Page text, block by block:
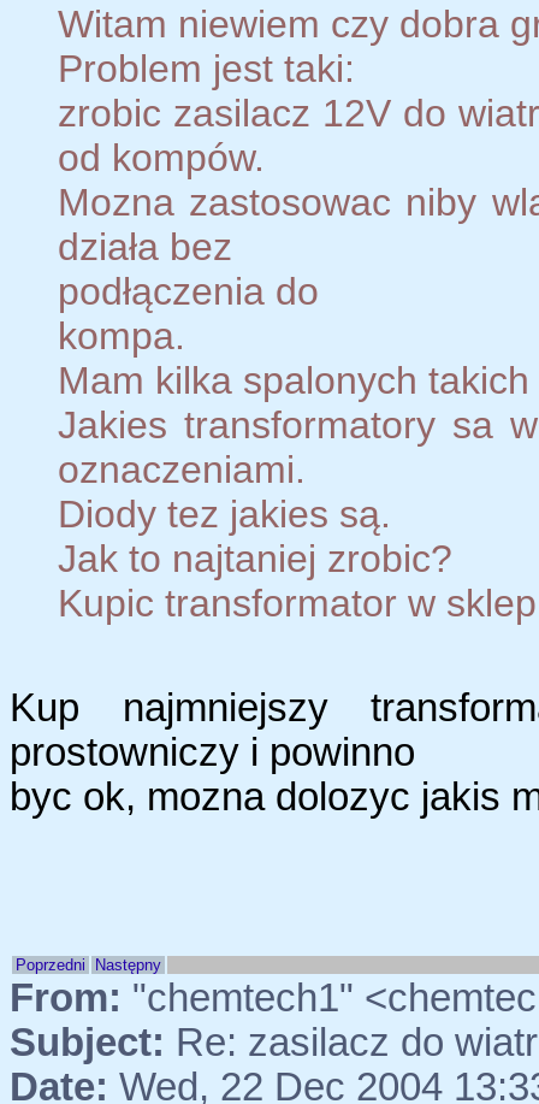
Witam niewiem czy dobra
Problem jest taki:
zrobic zasilacz 12V do
od kompów.
Mozna zastosowac niby
działa bez
podłączenia do
kompa.
Mam kilka spalonych
Jakies transformatory sa
oznaczeniami.
Diody tez jakies są.
Jak to najtaniej zrobic?
Kupic transformator w
Kup najmniejszy
prostowniczy i powinno
byc ok, mozna dolozyc jakis
Poprzedni Następny
From: "chemtech1"
Subject: Re: zasilacz do
Date: Wed, 22 Dec 2004